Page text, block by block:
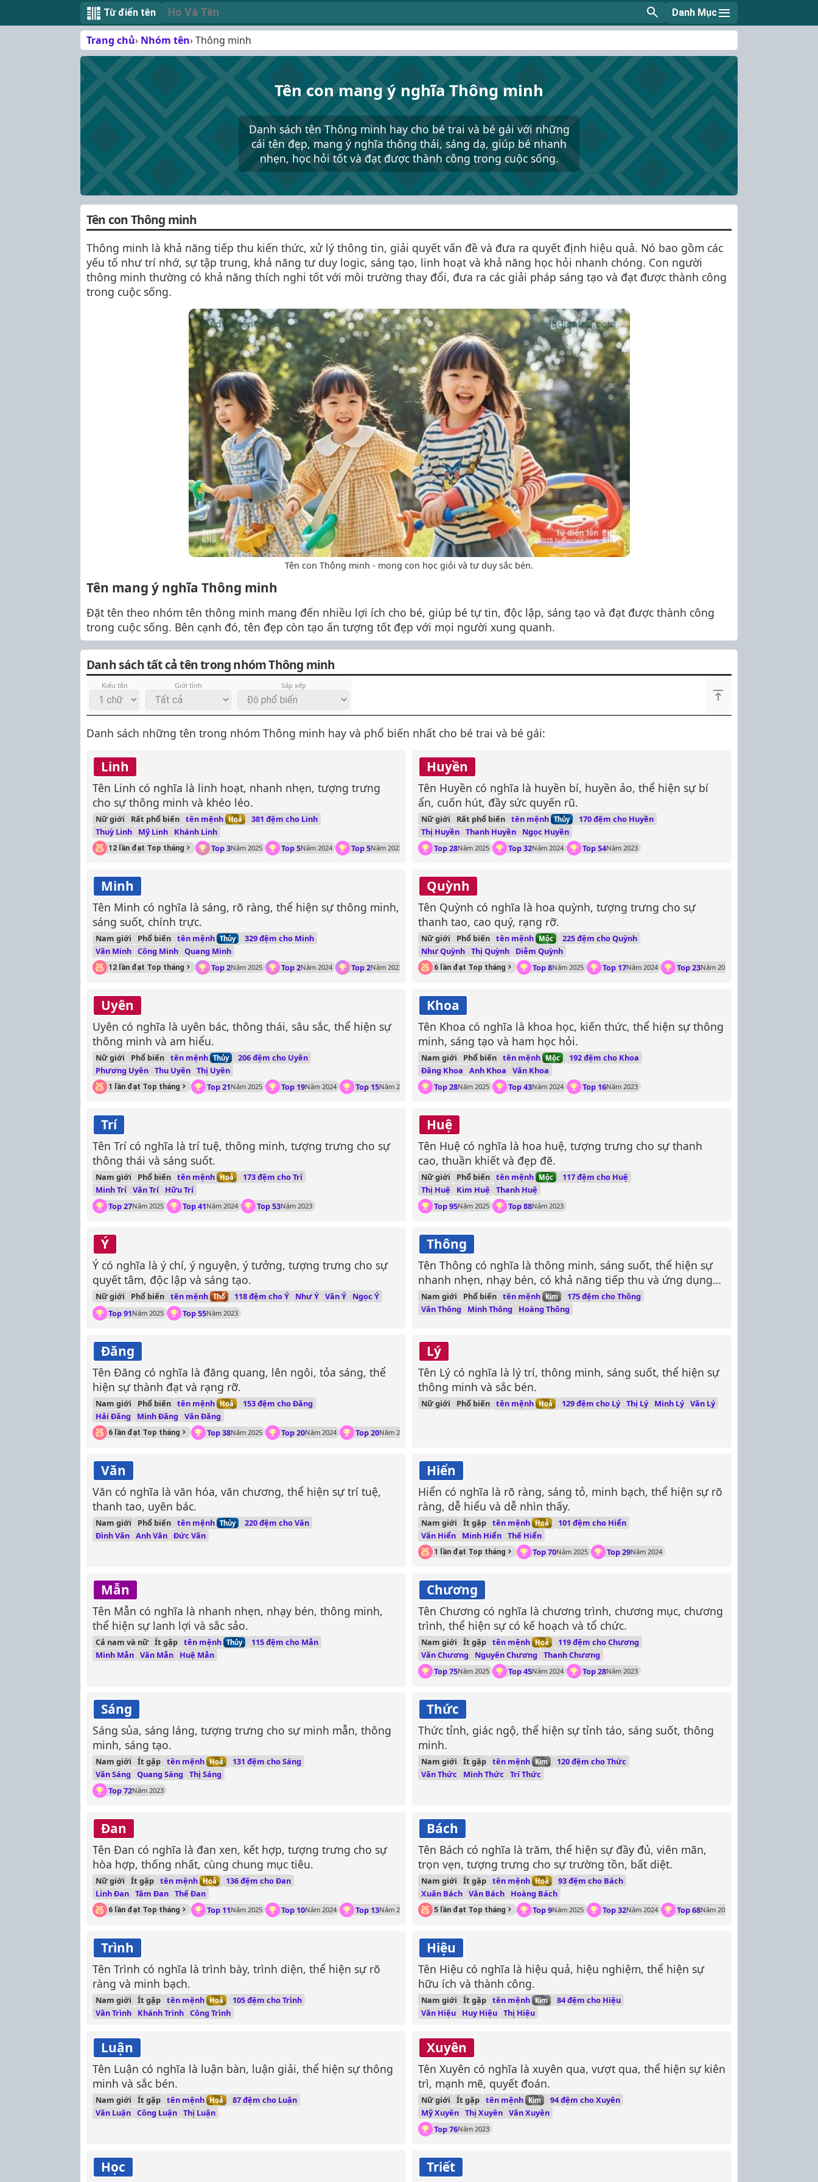
Từ điển tên Danh Mục
Trang chủ Nhóm tên Thông minh
Tên con mang ý nghĩa Thông minh
Danh sách tên Thông minh hay cho bé trai và bé gái với những
cái tên đẹp, mang ý nghĩa thông thái, sáng dạ, giúp bé nhanh
nhẹn, học hỏi tốt và đạt được thành công trong cuộc sống.
Tên con Thông minh
Thông minh là khả năng tiếp thu kiến thức, xử lý thông tin, giải quyết vấn đề và đưa ra quyết định hiệu quả. Nó bao gồm các
yếu tố như trí nhớ, sự tập trung, khả năng tư duy logic, sáng tạo, linh hoạt và khả năng học hỏi nhanh chóng. Con người
thông minh thường có khả năng thích nghi tốt với môi trường thay đổi, đưa ra các giải pháp sáng tạo và đạt được thành công
trong cuộc sống.
Tên con Thông minh - mong con học giỏi và tư duy sắc bén.
Tên mang ý nghĩa Thông minh
Đặt tên theo nhóm tên thông minh mang đến nhiều lợi ích cho bé, giúp bé tự tin, độc lập, sáng tạo và đạt được thành công
trong cuộc sống. Bên cạnh đó, tên đẹp còn tạo ấn tượng tốt đẹp với mọi người xung quanh.
Danh sách tất cả tên trong nhóm Thông minh
Kiểu tên Giới tính Sắp xếp
Danh sách những tên trong nhóm Thông minh hay và phổ biến nhất cho bé trai và bé gái:
Linh
Tên Linh có nghĩa là linh hoạt, nhanh nhẹn, tượng trưng
cho sự thông minh và khéo léo.
Nữ giới Rất phổ biến tên mệnh Hoả
381 đệm cho Linh
Thuỳ Linh
Mỹ Linh Khánh Linh
12 lần đạt Top tháng Top 3Năm 2025 Top 5Năm 2024 Top 5Năm 2023
Huyền
Tên Huyền có nghĩa là huyền bí, huyền ảo, thể hiện sự bí
ẩn, cuốn hút, đầy sức quyến rũ.
Nữ giới Rất phổ biến tên mệnh Thủy
170 đệm cho Huyền
Thị Huyền Thanh Huyền
Ngọc Huyền
Top 28Năm 2025 Top 32Năm 2024 Top 54Năm 2023
Minh
Tên Minh có nghĩa là sáng, rõ ràng, thể hiện sự thông minh,
sáng suốt, chính trực.
Nam giới Phổ biến tên mệnh Thủy
329 đệm cho Minh
Văn Minh Công Minh Quang Minh
12 lần đạt Top tháng Top 2Năm 2025 Top 2Năm 2024 Top 2Năm 2023
Quỳnh
Tên Quỳnh có nghĩa là hoa quỳnh, tượng trưng cho sự
thanh tao, cao quý, rạng rỡ.
Nữ giới Phổ biến tên mệnh Mộc
225 đệm cho Quỳnh
Như Quỳnh Thị Quỳnh Diễm Quỳnh
6 lần đạt Top tháng Top 8Năm 2025 Top 17Năm 2024 Top 23Năm 2023
Uyên
Uyên có nghĩa là uyên bác, thông thái, sâu sắc, thể hiện sự
thông minh và am hiểu.
Nữ giới Phổ biến tên mệnh Thủy
206 đệm cho Uyên
Phương Uyên Thu Uyên Thị Uyên
1 lần đạt Top tháng Top 21Năm 2025 Top 19Năm 2024 Top 15Năm 2023
Khoa
Tên Khoa có nghĩa là khoa học, kiến thức, thể hiện sự thông
minh, sáng tạo và ham học hỏi.
Nam giới Phổ biến tên mệnh Mộc
192 đệm cho Khoa
Đăng Khoa
Anh Khoa
Văn Khoa
Top 28Năm 2025 Top 43Năm 2024 Top 16Năm 2023
Trí
Tên Trí có nghĩa là trí tuệ, thông minh, tượng trưng cho sự
thông thái và sáng suốt.
Nam giới Phổ biến tên mệnh Hoả
173 đệm cho Trí
Minh Trí Văn Trí
Hữu Trí
Top 27Năm 2025 Top 41Năm 2024 Top 53Năm 2023
Huệ
Tên Huệ có nghĩa là hoa huệ, tượng trưng cho sự thanh
cao, thuần khiết và đẹp đẽ.
Nữ giới Phổ biến tên mệnh Mộc
117 đệm cho Huệ
Thị Huệ
Kim Huệ
Thanh Huệ
Top 95Năm 2025 Top 88Năm 2023
Ý
Ý có nghĩa là ý chí, ý nguyện, ý tưởng, tượng trưng cho sự
quyết tâm, độc lập và sáng tạo.
Nữ giới Phổ biến tên mệnh Thổ 118 đệm cho Ý Như Ý Văn Ý
Ngọc Ý
Top 91Năm 2025 Top 55Năm 2023
Thông
Tên Thông có nghĩa là thông minh, sáng suốt, thể hiện sự
nhanh nhẹn, nhạy bén, có khả năng tiếp thu và ứng dụng
kiến thức.
Nam giới Phổ biến tên mệnh Kim
175 đệm cho Thông
Văn Thông
Minh Thông Hoàng Thông
Đăng
Tên Đăng có nghĩa là đăng quang, lên ngôi, tỏa sáng, thể
hiện sự thành đạt và rạng rỡ.
Nam giới Phổ biến tên mệnh Hoả
153 đệm cho Đăng
Hải Đăng
Minh Đăng Văn Đăng
6 lần đạt Top tháng Top 38Năm 2025 Top 20Năm 2024 Top 20Năm 2023
Lý
Tên Lý có nghĩa là lý trí, thông minh, sáng suốt, thể hiện sự
thông minh và sắc bén.
Nữ giới Phổ biến tên mệnh Hoả 129 đệm cho Lý Thị Lý Minh Lý Văn Lý
Văn
Văn có nghĩa là văn hóa, văn chương, thể hiện sự trí tuệ,
thanh tao, uyên bác.
Nam giới Phổ biến tên mệnh Thủy
220 đệm cho Văn
Đình Văn Anh Văn Đức Văn
Hiển
Hiển có nghĩa là rõ ràng, sáng tỏ, minh bạch, thể hiện sự rõ
ràng, dễ hiểu và dễ nhìn thấy.
Nam giới Ít gặp tên mệnh Hoả
101 đệm cho Hiển
Văn Hiển
Minh Hiển Thế Hiển
1 lần đạt Top tháng Top 70Năm 2025 Top 29Năm 2024
Mẫn
Tên Mẫn có nghĩa là nhanh nhẹn, nhạy bén, thông minh,
thể hiện sự lanh lợi và sắc sảo.
Cả nam và nữ Ít gặp tên mệnh Thủy
115 đệm cho Mẫn
Minh Mẫn Văn Mẫn Huệ Mẫn
Chương
Tên Chương có nghĩa là chương trình, chương mục, chương
trình, thể hiện sự có kế hoạch và tổ chức.
Nam giới Ít gặp tên mệnh Hoả
119 đệm cho Chương
Văn Chương
Nguyên Chương Thanh Chương
Top 75Năm 2025 Top 45Năm 2024 Top 28Năm 2023
Sáng
Sáng sủa, sáng láng, tượng trưng cho sự minh mẫn, thông
minh, sáng tạo.
Nam giới Ít gặp tên mệnh Hoả
131 đệm cho Sáng
Văn Sáng Quang Sáng Thị Sáng
Top 72Năm 2023
Thức
Thức tỉnh, giác ngộ, thể hiện sự tỉnh táo, sáng suốt, thông
minh.
Nam giới Ít gặp tên mệnh Kim
120 đệm cho Thức
Văn Thức
Minh Thức Trí Thức
Đan
Tên Đan có nghĩa là đan xen, kết hợp, tượng trưng cho sự
hòa hợp, thống nhất, cùng chung mục tiêu.
Nữ giới Ít gặp tên mệnh Hoả
136 đệm cho Đan
Linh Đan Tâm Đan Thế Đan
6 lần đạt Top tháng Top 11Năm 2025 Top 10Năm 2024 Top 13Năm 2023
Bách
Tên Bách có nghĩa là trăm, thể hiện sự đầy đủ, viên mãn,
trọn vẹn, tượng trưng cho sự trường tồn, bất diệt.
Nam giới Ít gặp tên mệnh Hoả
93 đệm cho Bách
Xuân Bách Văn Bách Hoàng Bách
5 lần đạt Top tháng Top 9Năm 2025 Top 32Năm 2024 Top 68Năm 2023
Trình
Tên Trình có nghĩa là trình bày, trình diện, thể hiện sự rõ
ràng và minh bạch.
Nam giới Ít gặp tên mệnh Hoả
105 đệm cho Trình
Văn Trình
Khánh Trình Công Trình
Hiệu
Tên Hiệu có nghĩa là hiệu quả, hiệu nghiệm, thể hiện sự
hữu ích và thành công.
Nam giới Ít gặp tên mệnh Kim
84 đệm cho Hiệu
Văn Hiệu
Huy Hiệu Thị Hiệu
Luận
Tên Luận có nghĩa là luận bàn, luận giải, thể hiện sự thông
minh và sắc bén.
Nam giới Ít gặp tên mệnh Hoả
87 đệm cho Luận
Văn Luận Công Luận Thị Luận
Xuyên
Tên Xuyên có nghĩa là xuyên qua, vượt qua, thể hiện sự kiên
trì, mạnh mẽ, quyết đoán.
Nữ giới Ít gặp tên mệnh Kim
94 đệm cho Xuyên
Mỹ Xuyên Thị Xuyên Văn Xuyên
Top 76Năm 2023
Học Triết